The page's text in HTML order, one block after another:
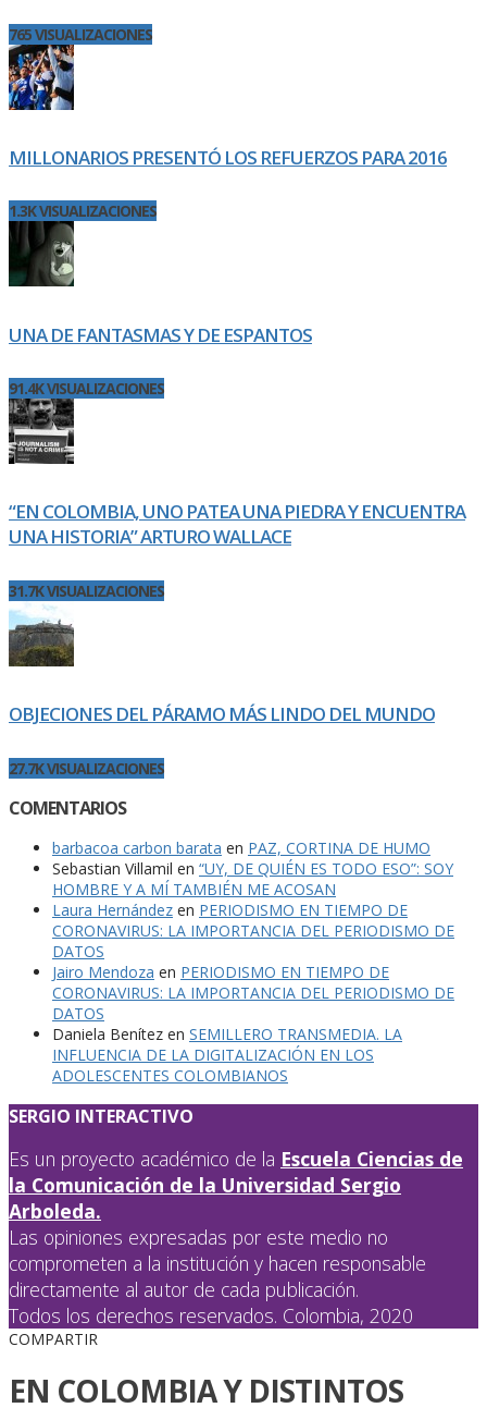
765 VISUALIZACIONES
MILLONARIOS PRESENTÓ LOS REFUERZOS PARA 2016
1.3K VISUALIZACIONES
UNA DE FANTASMAS Y DE ESPANTOS
91.4K VISUALIZACIONES
“EN COLOMBIA, UNO PATEA UNA PIEDRA Y ENCUENTRA
UNA HISTORIA” ARTURO WALLACE
31.7K VISUALIZACIONES
OBJECIONES DEL PÁRAMO MÁS LINDO DEL MUNDO
27.7K VISUALIZACIONES
COMENTARIOS
barbacoa carbon barata en PAZ, CORTINA DE HUMO
Sebastian Villamil en “UY, DE QUIÉN ES TODO ESO”: SOY
HOMBRE Y A MÍ TAMBIÉN ME ACOSAN
Laura Hernández en PERIODISMO EN TIEMPO DE
CORONAVIRUS: LA IMPORTANCIA DEL PERIODISMO DE
DATOS
Jairo Mendoza en PERIODISMO EN TIEMPO DE
CORONAVIRUS: LA IMPORTANCIA DEL PERIODISMO DE
DATOS
Daniela Benítez en SEMILLERO TRANSMEDIA. LA
INFLUENCIA DE LA DIGITALIZACIÓN EN LOS
ADOLESCENTES COLOMBIANOS
SERGIO INTERACTIVO
Es un proyecto académico de la Escuela Ciencias de
la Comunicación de la Universidad Sergio
Arboleda.
Las opiniones expresadas por este medio no
comprometen a la institución y hacen responsable
directamente al autor de cada publicación.
Todos los derechos reservados. Colombia, 2020
COMPARTIR
EN COLOMBIA Y DISTINTOS